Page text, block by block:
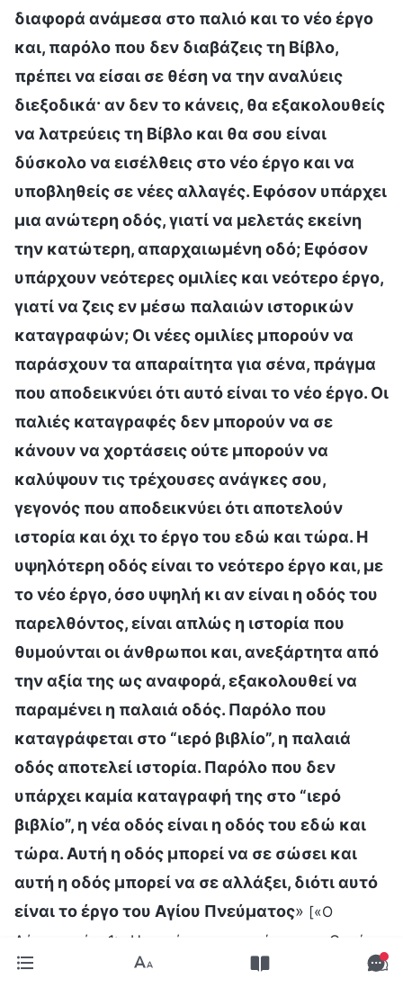
διαφορά ανάμεσα στο παλιό και το νέο έργο
και, παρόλο που δεν διαβάζεις τη Βίβλο,
πρέπει να είσαι σε θέση να την αναλύεις
διεξοδικά· αν δεν το κάνεις, θα εξακολουθείς
να λατρεύεις τη Βίβλο και θα σου είναι
δύσκολο να εισέλθεις στο νέο έργο και να
υποβληθείς σε νέες αλλαγές. Εφόσον υπάρχει
μια ανώτερη οδός, γιατί να μελετάς εκείνη
την κατώτερη, απαρχαιωμένη οδό; Εφόσον
υπάρχουν νεότερες ομιλίες και νεότερο έργο,
γιατί να ζεις εν μέσω παλαιών ιστορικών
καταγραφών; Οι νέες ομιλίες μπορούν να
παράσχουν τα απαραίτητα για σένα, πράγμα
που αποδεικνύει ότι αυτό είναι το νέο έργο. Οι
παλιές καταγραφές δεν μπορούν να σε
κάνουν να χορτάσεις ούτε μπορούν να
καλύψουν τις τρέχουσες ανάγκες σου,
γεγονός που αποδεικνύει ότι αποτελούν
ιστορία και όχι το έργο του εδώ και τώρα. Η
υψηλότερη οδός είναι το νεότερο έργο και, με
το νέο έργο, όσο υψηλή κι αν είναι η οδός του
παρελθόντος, είναι απλώς η ιστορία που
θυμούνται οι άνθρωποι και, ανεξάρτητα από
την αξία της ως αναφορά, εξακολουθεί να
παραμένει η παλαιά οδός. Παρόλο που
καταγράφεται στο “ιερό βιβλίο”, η παλαιά
οδός αποτελεί ιστορία. Παρόλο που δεν
υπάρχει καμία καταγραφή της στο “ιερό
βιβλίο”, η νέα οδός είναι η οδός του εδώ και
τώρα. Αυτή η οδός μπορεί να σε σώσει και
αυτή η οδός μπορεί να σε αλλάξει, διότι αυτό
είναι το έργο του Αγίου Πνεύματος» [«Ο
Λόγος», τόμ. 1: «Η εμφάνιση και το έργο του Θεού»,
Σχετικά με τη Βίβλο (1)]
. Εκείνη τη στιγμή,